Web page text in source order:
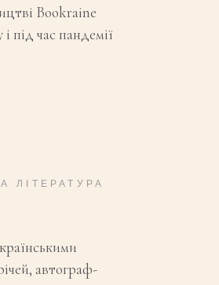
Bookraine
під час пандемії
ЛІТЕРАТУРА
автограф-